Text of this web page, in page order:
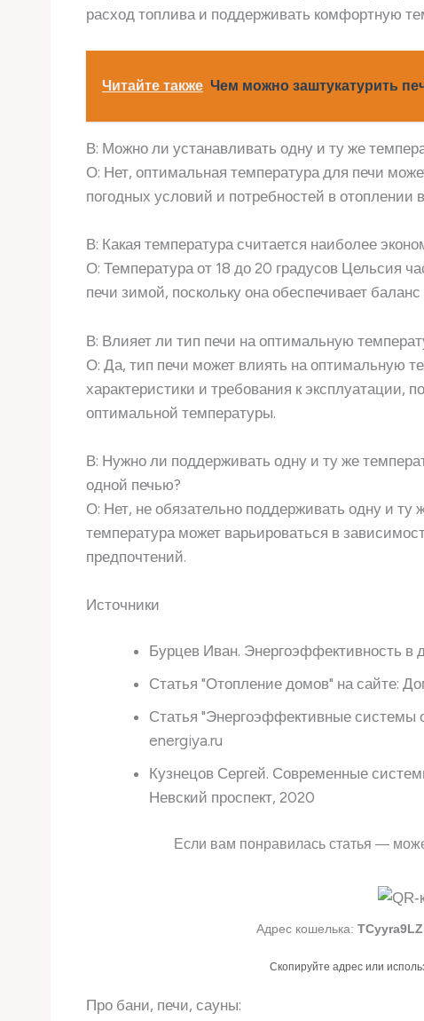
расход топлива и поддерживать комфортную
Читайте также Чем можно заштукатурить
В: Можно ли устанавливать одну и ту же
О: Нет, оптимальная температура для печи
погодных условий и потребностей в
В: Какая температура считается наиболее
О: Температура от 18 до 20 градусов Цельсия
печи зимой, поскольку она обеспечивает
В: Влияет ли тип печи на оптимальную
О: Да, тип печи может влиять на оптимальную
характеристики и требования к эксплуатации,
оптимальной температуры.
В: Нужно ли поддерживать одну и ту же
одной печью?
О: Нет, не обязательно поддерживать одну и
температура может варьироваться в
предпочтений.
Источники
Бурцев Иван. Энергоэффективность в
Статья "Отопление домов" на сайте:
Статья "Энергоэффективные системы
energiya.ru
Кузнецов Сергей. Современные
Невский проспект, 2020
Если вам понравилась статья —
Адрес кошелька:
Скопируйте адрес или
Про бани, печи, сауны: